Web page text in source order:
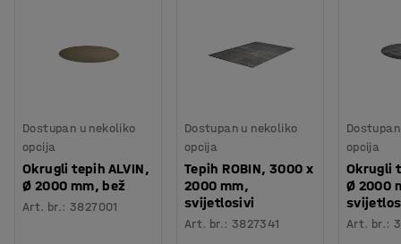
Dostupan u nekoliko
opcija
Okrugli tepih ALVIN,
Ø 2000 mm, bež
Art. br.:3827001
Dostupan u nekoliko
opcija
Tepih ROBIN, 3000 x
2000 mm,
svijetlosivi
Art. br.: 3827341
opcija
Okrugli
Ø 2000
Art. br.: